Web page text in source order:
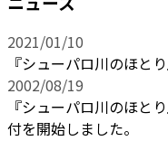
2021/01/10
『シューパロ川のほと
2002/08/19
『シューパロ川のほと
付を開始しました。